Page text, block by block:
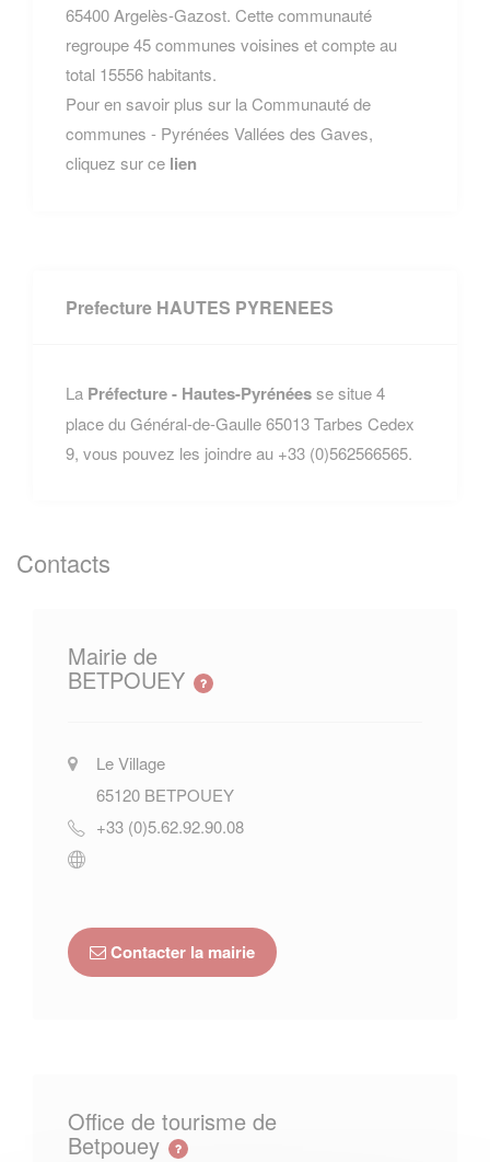
65400 Argelès-Gazost. Cette communauté
regroupe 45 communes voisines et compte au
total 15556 habitants.
Pour en savoir plus sur la Communauté de
communes - Pyrénées Vallées des Gaves,
cliquez sur ce lien
Prefecture HAUTES PYRENEES
La Préfecture - Hautes-Pyrénéesse situe 4
place du Général-de-Gaulle 65013 Tarbes Cedex
9, vous pouvez les joindre au +33 (0)562566565.
Contacts
Mairie de
BETPOUEY
Le Village
65120 BETPOUEY
+33 (0)5.62.92.90.08
Contacter la mairie
Office de tourisme de
Betpouey